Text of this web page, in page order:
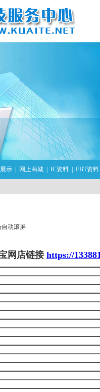
示 网上商城 IC资料 FBT资料
自动滚屏
网店链接 https://